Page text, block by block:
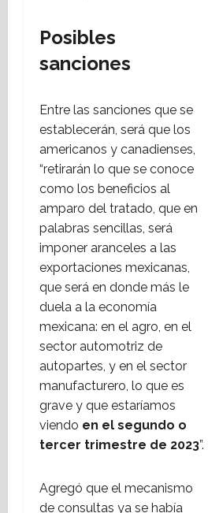
Posibles
sanciones
Entre las sanciones que se
establecerán, será que los
americanos y canadienses,
“retirarán lo que se conoce
como los beneficios al
amparo del tratado, que en
palabras sencillas, será
imponer aranceles a las
exportaciones mexicanas,
que será en donde más le
duela a la economía
mexicana: en el agro, en el
sector automotriz de
autopartes, y en el sector
manufacturero, lo que es
grave y que estaríamos
viendo en el segundo o
tercer trimestre de 2023”.
Agregó que el mecanismo
de consultas ya se había